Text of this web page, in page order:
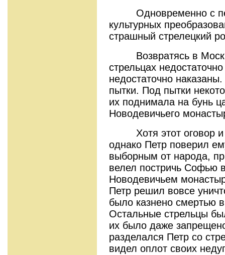
Одновременно с
культурных
страшный стрелецкий
Возвратясь в
стрельцах
недостаточно
пытки. Под пытки
их поднимала на бунь
Новодевичьего
Хотя этот оговор и
однако Петр поверил
выборным от народа,
велел постричь Софью
Новодевичьем
Петр решил вовсе
было казнено смертью
Остальные стрельцы
их было даже
разделался Петр со
видел оплот своих